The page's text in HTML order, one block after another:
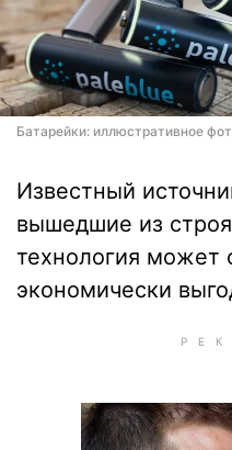
Батарейки: иллюстративное
Известный
вышедшие из
технология может
экономически